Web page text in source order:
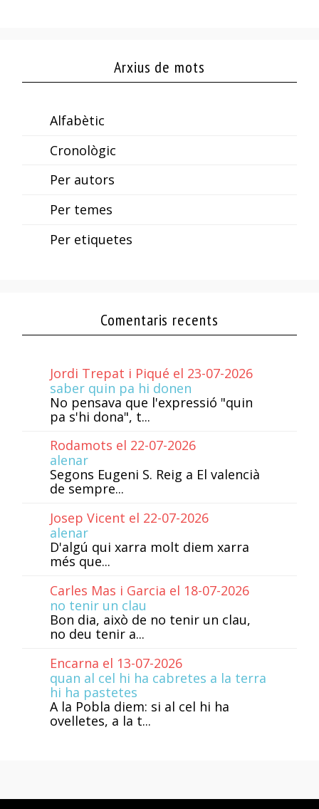
Arxius de mots
Alfabètic
Cronològic
Per autors
Per temes
Per etiquetes
Comentaris recents
Jordi Trepat i Piqué el 23-07-2026
saber quin pa hi donen
No pensava que l'expressió "quin
pa s'hi dona", t...
Rodamots el 22-07-2026
alenar
Segons Eugeni S. Reig a El valencià
de sempre...
Josep Vicent el 22-07-2026
alenar
D'algú qui xarra molt diem xarra
més que...
Carles Mas i Garcia el 18-07-2026
no tenir un clau
Bon dia, això de no tenir un clau,
no deu tenir a...
Encarna el 13-07-2026
quan al cel hi ha cabretes a la terra
hi ha pastetes
A la Pobla diem: si al cel hi ha
ovelletes, a la t...